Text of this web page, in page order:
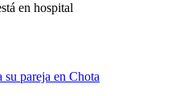
en hospital